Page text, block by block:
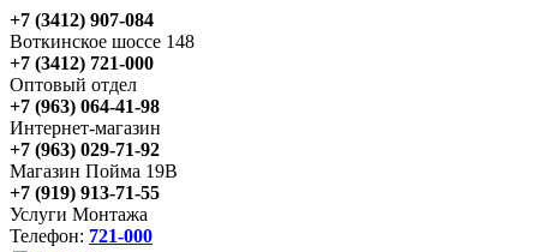
+7 (3412) 907-084
Воткинское шоссе 148
+7 (3412) 721-000
Оптовый отдел
+7 (963) 064-41-98
Интернет-магазин
+7 (963) 029-71-92
Магазин Пойма 19В
+7 (919) 913-71-55
Услуги Монтажа
Телефон: 721-000